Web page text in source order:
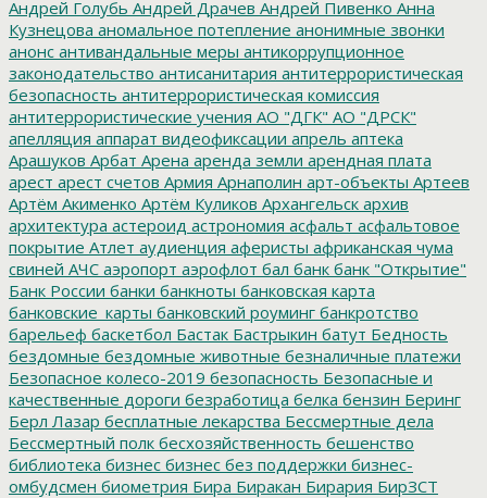
Андрей Голубь Андрей Драчев Андрей Пивенко Анна
Кузнецова аномальное потепление анонимные звонки
анонс антивандальные меры антикоррупционное
законодательство антисанитария антитеррористическая
безопасность антитеррористическая комиссия
антитеррористические учения АО "ДГК" АО "ДРСК"
апелляция аппарат видеофиксации апрель аптека
Арашуков Арбат Арена аренда земли арендная плата
арест арест счетов Армия Арнаполин арт-объекты Артеев
Артём Акименко Артём Куликов Архангельск архив
архитектура астероид астрономия асфальт асфальтовое
покрытие Атлет аудиенция аферисты африканская чума
свиней АЧС аэропорт аэрофлот бал банк банк "Открытие"
Банк России банки банкноты банковская карта
банковские_карты банковский роуминг банкротство
барельеф баскетбол Бастак Бастрыкин батут Бедность
бездомные бездомные животные безналичные платежи
Безопасное колесо-2019 безопасность Безопасные и
качественные дороги безработица белка бензин Беринг
Берл Лазар бесплатные лекарства Бессмертные дела
Бессмертный полк бесхозяйственность бешенство
библиотека бизнес бизнес без поддержки бизнес-
омбудсмен биометрия Бира Биракан Бирария БирЗСТ